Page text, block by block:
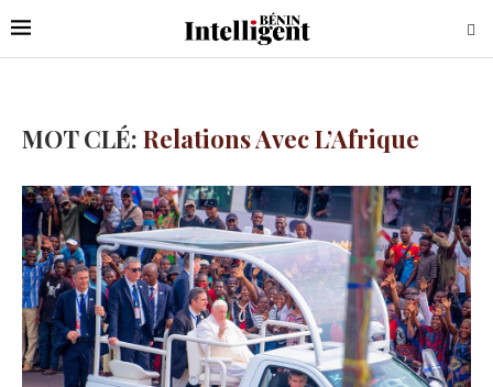
MOT CLÉ: Relations Avec L’Afrique